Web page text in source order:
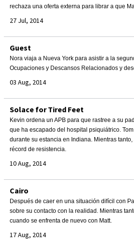
rechaza una oferta externa para librar a que
27 Jul, 2014
Guest
Nora viaja a Nueva York para asistir a la
Ocupaciones y Descansos Relacionados y
03 Aug, 2014
Solace for Tired Feet
Kevin ordena un APB para que rastree a su
que ha escapado del hospital psiquiátrico.
durante su estancia en Indiana. Mientras
récord de resistencia.
10 Aug, 2014
Cairo
Después de caer en una situación difícil con
sobre su contacto con la realidad. Mientras
cuando se enfrenta de nuevo con Matt.
17 Aug, 2014